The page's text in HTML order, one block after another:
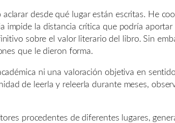
desde qué lugar están escritas. He
impide la distancia crítica que podría
sobre el valor literario del libro. Sin
que le dieron forma.
ni una valoración objetiva en
de leerla y releerla durante meses,
procedentes de diferentes lugares,